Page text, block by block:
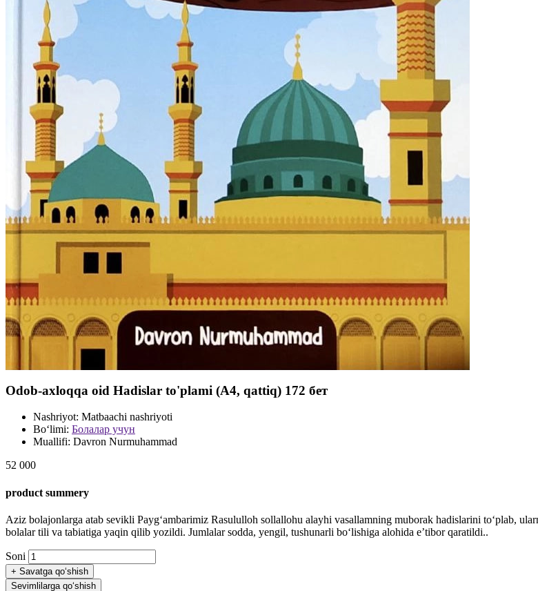
Odob-axloqqa oid Hadislar to'plami (А4, qattiq) 172 бет
Nashriyot: Matbaachi nashriyoti
Bo‘limi: Болалар учун
Muallifi: Davron Nurmuhammad
52 000
product summery
Aziz bolajonlarga atab sevikli Payg‘ambarimiz Rasululloh sollallohu alayhi vasallamning muborak hadislarini to‘plab,
bolalar tili va tabiatiga yaqin qilib yozildi. Jumlalar sodda, yengil, tushunarli bo‘lishiga alohida eʼtibor qaratildi..
Soni
+ Savatga qo‘shish
Sevimlilarga qo‘shish